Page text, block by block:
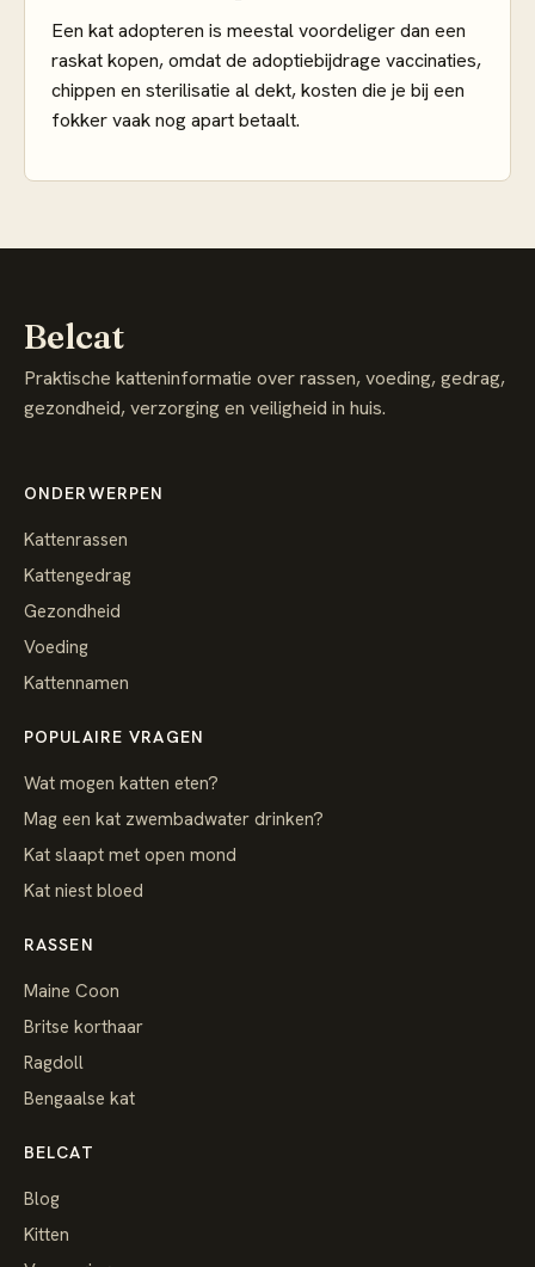
Een kat adopteren is meestal voordeliger dan een
raskat kopen, omdat de adoptiebijdrage vaccinaties,
chippen en sterilisatie al dekt, kosten die je bij een
fokker vaak nog apart betaalt.
Belcat
Praktische katteninformatie over rassen, voeding, gedrag,
gezondheid, verzorging en veiligheid in huis.
ONDERWERPEN
Kattenrassen
Kattengedrag
Gezondheid
Voeding
Kattennamen
POPULAIRE VRAGEN
Wat mogen katten eten?
Mag een kat zwembadwater drinken?
Kat slaapt met open mond
Kat niest bloed
RASSEN
Maine Coon
Britse korthaar
Ragdoll
Bengaalse kat
BELCAT
Blog
Kitten